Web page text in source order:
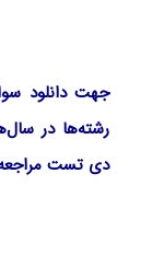
جهت دانلود
رشته‌ها در
دی تست